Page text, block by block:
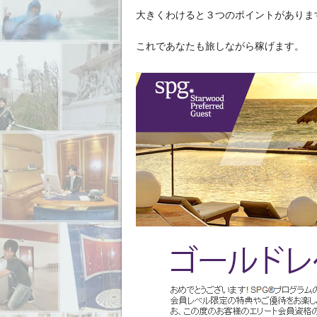
大きくわけると３つのポイントがありま
これであなたも旅しながら稼げます。